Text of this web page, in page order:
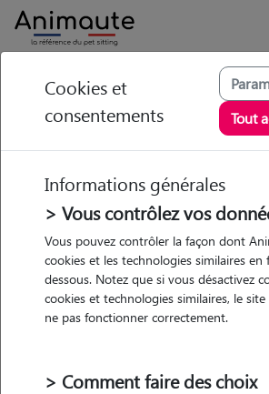
Animaute Normandie Alençon
Nathalie -
ALENCON
• 65 ans
Garde
chez le Pet Sitter
Cookies et
consentements
Tout
Informations générales
> Vous contrôlez vos
Vous pouvez contrôler la façon dont
cookies et les technologies similaires en
dessous. Notez que si vous désactivez
cookies et technologies similaires, le
ne pas fonctionner correctement.
> Comment faire des choix